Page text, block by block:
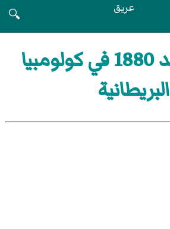
عريق
🔍
فهرس:عقد 1880 في كولومبيا
البريطانية